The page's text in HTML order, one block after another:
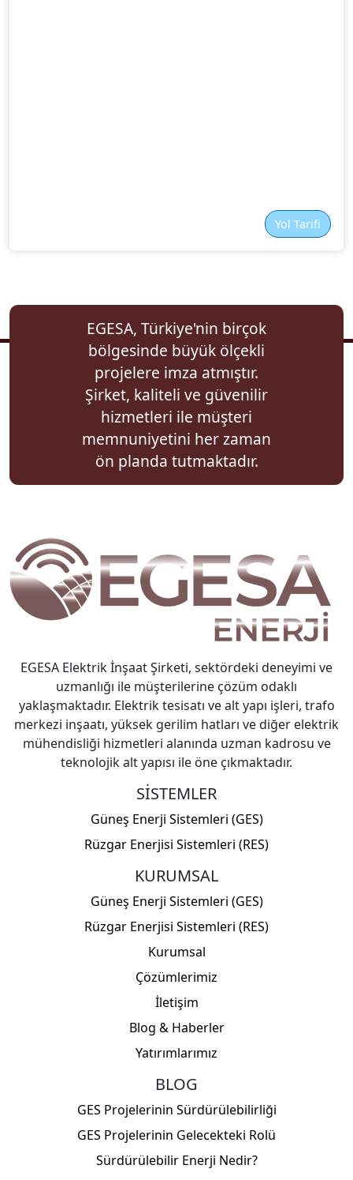
Yol Tarifi
EGESA, Türkiye'nin birçok
bölgesinde büyük ölçekli
projelere imza atmıştır.
Şirket, kaliteli ve güvenilir
hizmetleri ile müşteri
memnuniyetini her zaman
ön planda tutmaktadır.
EGESA Elektrik İnşaat Şirketi, sektördeki deneyimi ve
uzmanlığı ile müşterilerine çözüm odaklı
yaklaşmaktadır. Elektrik tesisatı ve alt yapı işleri, trafo
merkezi inşaatı, yüksek gerilim hatları ve diğer elektrik
mühendisliği hizmetleri alanında uzman kadrosu ve
teknolojik alt yapısı ile öne çıkmaktadır.
SİSTEMLER
Güneş Enerji Sistemleri (GES)
Rüzgar Enerjisi Sistemleri (RES)
KURUMSAL
Güneş Enerji Sistemleri (GES)
Rüzgar Enerjisi Sistemleri (RES)
Kurumsal
Çözümlerimiz
İletişim
Blog & Haberler
Yatırımlarımız
BLOG
GES Projelerinin Sürdürülebilirliği
GES Projelerinin Gelecekteki Rolü
Sürdürülebilir Enerji Nedir?
Web sitemizde size en iyi deneyimi
sunabilmemiz için çerezleri kullanıyoruz.
Bu siteyi kullanmaya devam etmeniz